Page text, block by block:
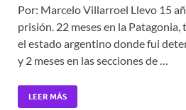
Por: Marcelo Villarroel Llevo 15
prisión. 22 meses en la
el estado argentino donde fui
y 2 meses en las secciones de …
LEER MÁS